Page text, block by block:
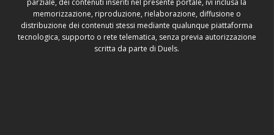
parziale, dei contenuti inseriti nel presente portale, ivi inclusa la
memorizzazione, riproduzione, rielaborazione, diffusione o
distribuzione dei contenuti stessi mediante qualunque piattaforma
tecnologica, supporto o rete telematica, senza previa autorizzazione
scritta da parte di Duels.